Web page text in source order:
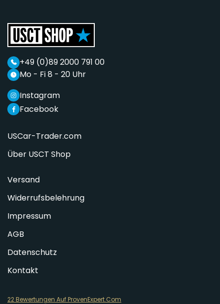
+49 (0)89 2000 791 00
Mo - Fi 8 - 20 Uhr
Facebook
Instagram
USCar-Trader.com
Über USCT Shop
Versand
Widerrufsbelehrung
Impressum
AGB
Datenschutz
Kontakt
22 Bewertungen Auf ProvenExpert.Com